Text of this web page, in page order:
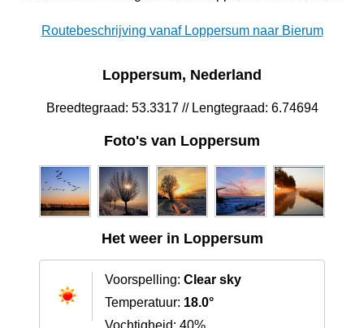
Routebeschrijving vanaf Loppersum naar Bierum
Loppersum, Nederland
Breedtegraad: 53.3317 // Lengtegraad: 6.74694
Foto's van Loppersum
Het weer in Loppersum
Voorspelling: Clear sky
Temperatuur: 18.0°